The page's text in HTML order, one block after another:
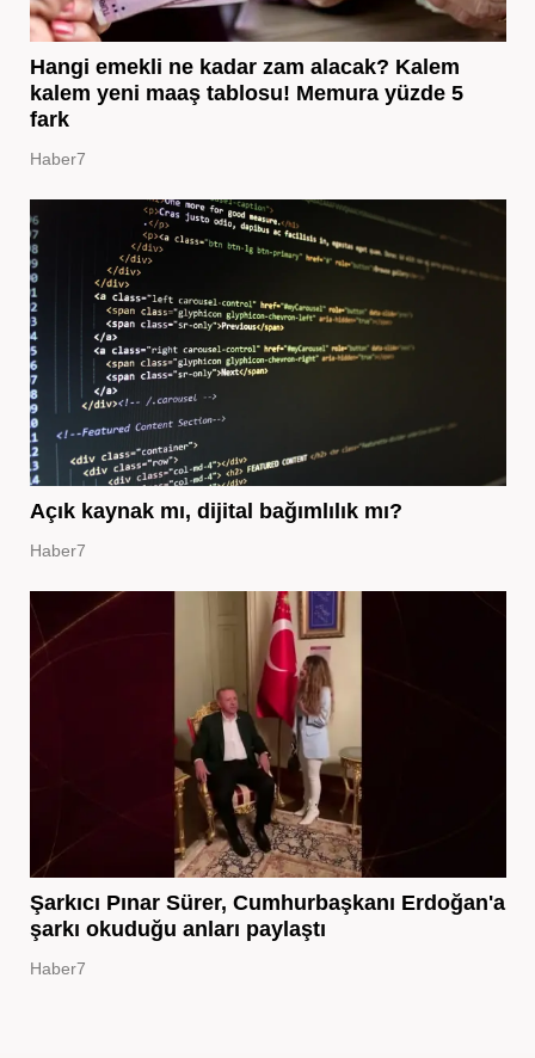
Hangi emekli ne kadar zam alacak? Kalem
kalem yeni maaş tablosu! Memura yüzde 5
fark
Haber7
Açık kaynak mı, dijital bağımlılık mı?
Haber7
Şarkıcı Pınar Sürer, Cumhurbaşkanı Erdoğan'a
şarkı okuduğu anları paylaştı
Haber7